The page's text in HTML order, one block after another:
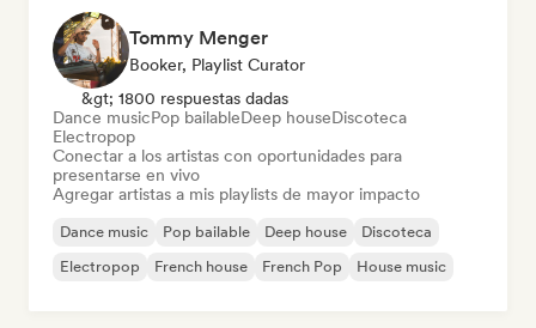
Tommy Menger
Booker, Playlist Curator
&gt; 1800 respuestas dadas
Dance musicPop bailableDeep houseDiscoteca
Electropop
Conectar a los artistas con oportunidades para
presentarse en vivo
Agregar artistas a mis playlists de mayor impacto
Dance music Pop bailable Deep house
Discoteca
Electropop
French house French Pop House music